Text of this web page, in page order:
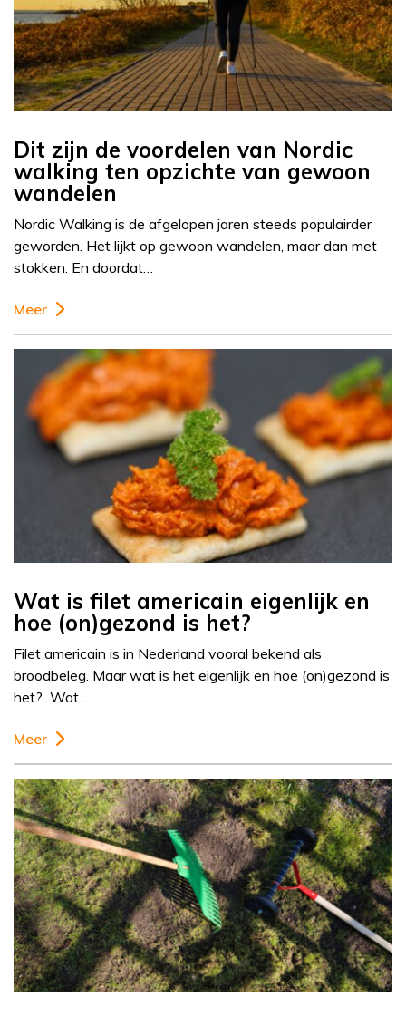
Dit zijn de voordelen van Nordic
walking ten opzichte van gewoon
wandelen
Nordic Walking is de afgelopen jaren steeds populairder
geworden. Het lijkt op gewoon wandelen, maar dan met
stokken. En doordat…
Meer
Wat is filet americain eigenlijk en
hoe (on)gezond is het?
Filet americain is in Nederland vooral bekend als
broodbeleg. Maar wat is het eigenlijk en hoe (on)gezond is
het? Wat…
Meer